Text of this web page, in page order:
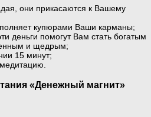
они прикасаются к Вашему
купюрами Ваши карманы;
деньги помогут Вам стать богатым
и щедрым;
15 минут;
«Денежный магнит»